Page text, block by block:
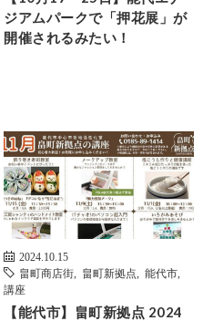
ジアムパークで「押花展」が
開催されるみたい！
2024.10.15
畠町商店街
畠町新拠点 能代市
講座
【能代市】畠町新拠点 2024